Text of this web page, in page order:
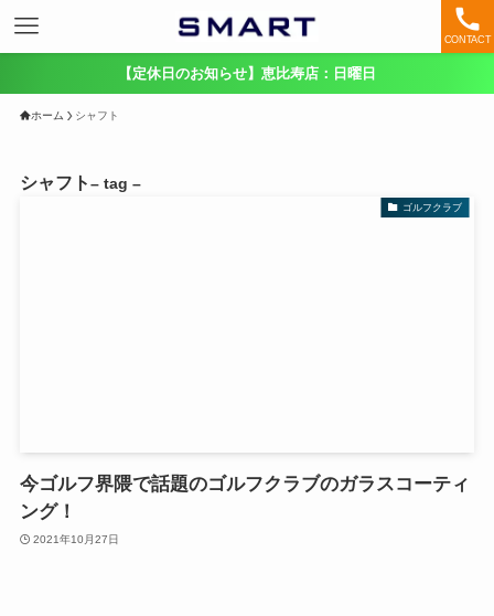
CONTACT
【定休日のお知らせ】恵比寿店：日曜日
ホーム シャフト
シャフト– tag –
ゴルフクラブ
今ゴルフ界隈で話題のゴルフクラブのガラスコーティ
ング！
2021年10月27日